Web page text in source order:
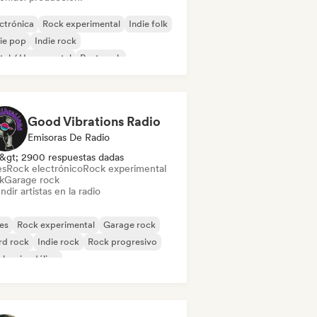
Rock experimental
Indie folk
pop
Indie rock
/ Heavy metal
Post punk
Good Vibrations Radio
Emisoras De Radio
2900 respuestas dadas
Rock electrónicoRock experimental
Garage rock
artistas en la radio
Rock experimental
Garage rock
rock
Indie rock
Rock progresivo
psicodélico